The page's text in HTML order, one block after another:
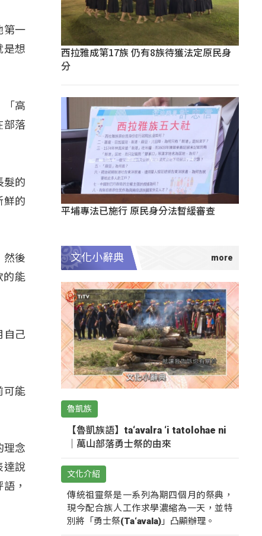
第一
是想
「高
部落
髮的
鮮的
然後
的能
自己
可能
理念
達說
，
西拉雅成第17族 仍有8族待獲法定原民身
分
平埔專法已施行 原民身分法暫緩審查
文化小辭典
魯凱族
【魯凱族語】ta‘avalra ‘i tatolohae ni
｜萬山部落勇士祭的由來
文化介紹
傳統祖靈祭是一系列為期四個月的祭典，
現今配合族人工作求學濃縮為一天，並特
別將「勇士祭(Ta‘avala)」凸顯辦理。